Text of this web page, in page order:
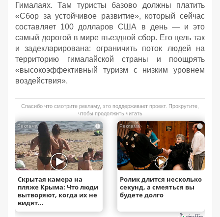
Гималаях. Там туристы базово должны платить
«Сбор за устойчивое развитие», который сейчас
составляет 100 долларов США в день — и это
самый дорогой в мире въездной сбор. Его цель так
и задекларирована: ограничить поток людей на
территорию гималайской страны и поощрять
«высокоэффективный туризм с низким уровнем
воздействия».
Спасибо что смотрите рекламу, это поддерживает проект. Прокрутите,
чтобы продолжить читать
i
Скрытая камера на
пляже Крыма: Что люди
вытворяют, когда их не
видят...
i
Ролик длится несколько
секунд, а смеяться вы
будете долго